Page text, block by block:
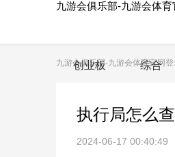
九游会俱乐部-九游会体
创业板 综合
九游会俱乐部-九游会体育官网
执行局怎么
2024-06-17 00:40:49